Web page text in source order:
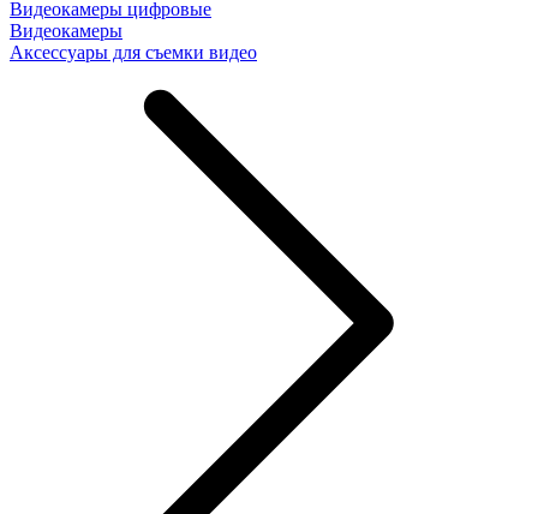
Видеокамеры цифровые
Видеокамеры
Аксессуары для съемки видео